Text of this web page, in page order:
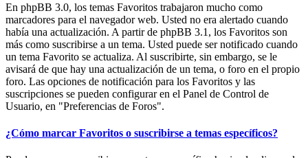
En phpBB 3.0, los temas Favoritos trabajaron mucho como
marcadores para el navegador web. Usted no era alertado cuando
había una actualización. A partir de phpBB 3.1, los Favoritos son
más como suscribirse a un tema. Usted puede ser notificado cuando
un tema Favorito se actualiza. Al suscribirte, sin embargo, se le
avisará de que hay una actualización de un tema, o foro en el propio
foro. Las opciones de notificación para los Favoritos y las
suscripciones se pueden configurar en el Panel de Control de
Usuario, en "Preferencias de Foros".
¿Cómo marcar Favoritos o suscribirse a temas específicos?